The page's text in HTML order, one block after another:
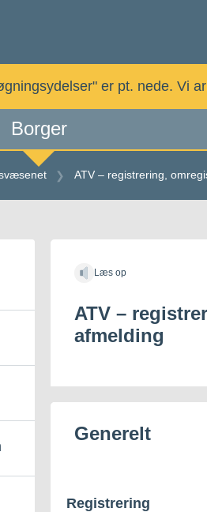
er pt. nede. Vi
Borger
ATV – registrering,
Læs op
ATV –
afmelding
Generelt
Registrering